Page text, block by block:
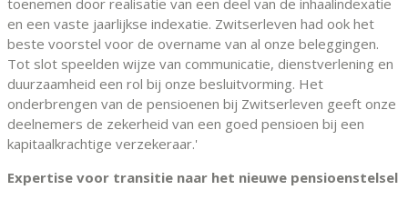
en een vaste jaarlijkse indexatie. Zwitserleven had ook het
beste voorstel voor de overname van al onze beleggingen.
Tot slot speelden wijze van communicatie, dienstverlening en
duurzaamheid een rol bij onze besluitvorming. Het
onderbrengen van de pensioenen bij Zwitserleven geeft onze
deelnemers de zekerheid van een goed pensioen bij een
kapitaalkrachtige verzekeraar.'
Expertise voor transitie naar het nieuwe pensioenstelsel